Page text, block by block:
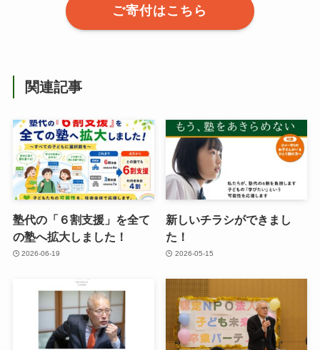
ご寄付はこちら
関連記事
塾代の「６割支援」を全て
の塾へ拡大しました！
2026-06-19
新しいチラシができまし
た！
2026-05-15